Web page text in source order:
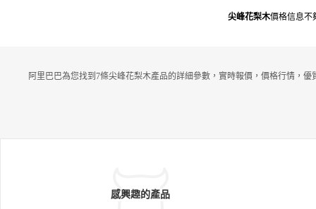
尖峰花梨木價格信息不
阿里巴巴為您找到7條尖峰花梨木產品的詳細參數，實時報價，價格行情，優
感興趣的產品